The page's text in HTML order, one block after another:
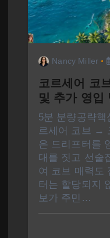
Nancy Miller
코르세어 코
및 추가 영입
5분 분량공략
르세어 코브 →
은 드리프터를
대를 짓고 선술
여 코브 매력도
터는 할당되지
보가 주민…